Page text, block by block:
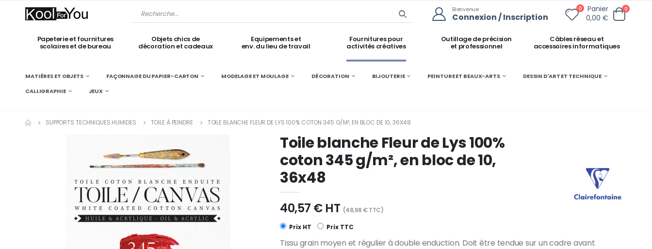
Bienvenue
Connexion / Inscription
0
Panier
0,00 €
0
Papeterie et fournitures
scolaires et de bureau
Objets chics de
décoration et cadeaux
Equipements et
env. du lieu de travail
Fournitures pour
activités créatives
Outillage de précision
et professionnel
Câbles réseau et
accessoires informatiques
MATIÈRES ET OBJETS FAÇONNAGE DU PAPIER-CARTON MODELAGE ET MOULAGE DÉCORATION BIJOUTERIE PEINTURE ET BEAUX-ARTS
DESSIN D'ART ET TECHNIQUE
CALLIGRAPHIE
JEUX
SUPPORTS TECHNIQUES HUMIDES TOILE À PEINDRE TOILE BLANCHE FLEUR DE LYS 100% COTON 345 G/M², EN BLOC DE 10, 36X48
Toile blanche Fleur de Lys 100%
coton 345 g/m², en bloc de 10,
36x48
40,57 € HT (48,68 € TTC)
Prix HT Prix TTC
Tissu grain moyen et régulier à double enduction. Doit être tendue sur un cadre avant